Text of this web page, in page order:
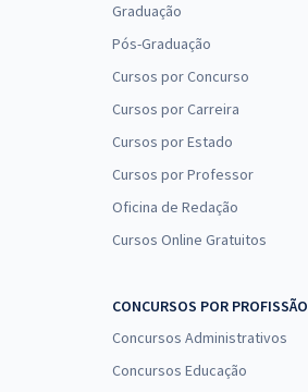
Graduação
Pós-Graduação
Cursos por Concurso
Cursos por Carreira
Cursos por Estado
Cursos por Professor
Oficina de Redação
Cursos Online Gratuitos
CONCURSOS POR PROFISSÃO
Concursos Administrativos
Concursos Educação